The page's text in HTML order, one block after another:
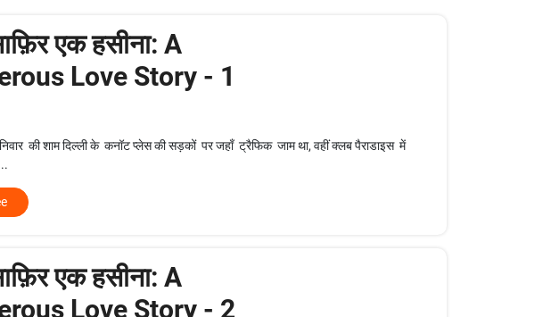
एक हसीना: A
Love Story - 1
की शाम दिल्ली के कनॉट प्लेस की सड़कों पर जहाँ ट्रैफिक जाम था, वहीं क्लब पैराडाइस में
एक हसीना: A
Love Story - 2